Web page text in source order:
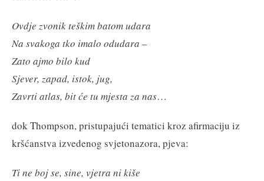
Ovdje zvonik teškim batom udara
Na svakoga tko imalo odudara –
Zato ajmo bilo kud
Sjever, zapad, istok, jug,
Zavrti atlas, bit će tu mjesta za nas…
dok Thompson, pristupajući tematici kroz afirmaciju iz
kršćanstva izvedenog svjetonazora, pjeva:
Ti ne boj se, sine, vjetra ni kiše